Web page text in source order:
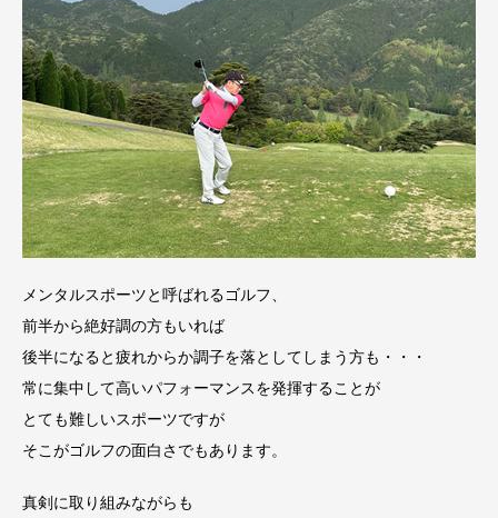
メンタルスポーツと呼ばれるゴルフ、
前半から絶好調の方もいれば
後半になると疲れからか調子を落としてしまう方も・・・
常に集中して高いパフォーマンスを発揮することが
とても難しいスポーツですが
そこがゴルフの面白さでもあります。
真剣に取り組みながらも